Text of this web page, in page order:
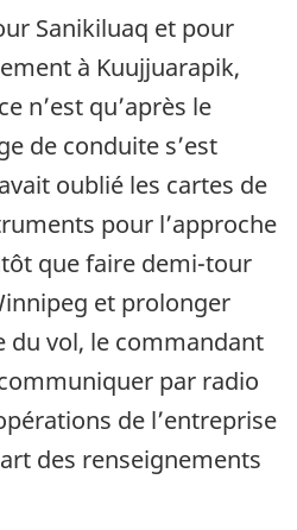
Sanikiluaq et pour
à Kuujjuarapik,
n’est qu’après le
de conduite s’est
oublié les cartes de
pour l’approche
que faire demi-tour
et prolonger
du vol, le commandant
par radio
de l’entreprise
des renseignements